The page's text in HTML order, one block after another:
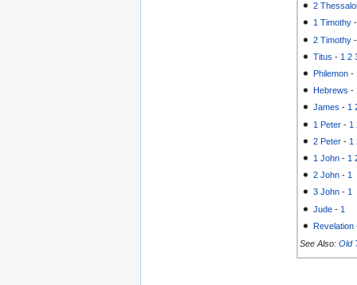
2
1 Timothy
2 Timothy
Titus - 1 2
Philemon -
Hebrews -
James -1
1 Peter - 1
2 Peter - 1
1 John - 1
2 John - 1
3 John -1
Jude - 1
Revelation
See Also: Old